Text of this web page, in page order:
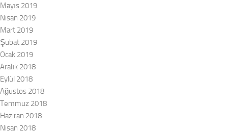
Mayıs 2019
Nisan 2019
Mart 2019
Şubat 2019
Ocak 2019
Aralık 2018
Eylül 2018
Ağustos 2018
Temmuz 2018
Haziran 2018
Nisan 2018